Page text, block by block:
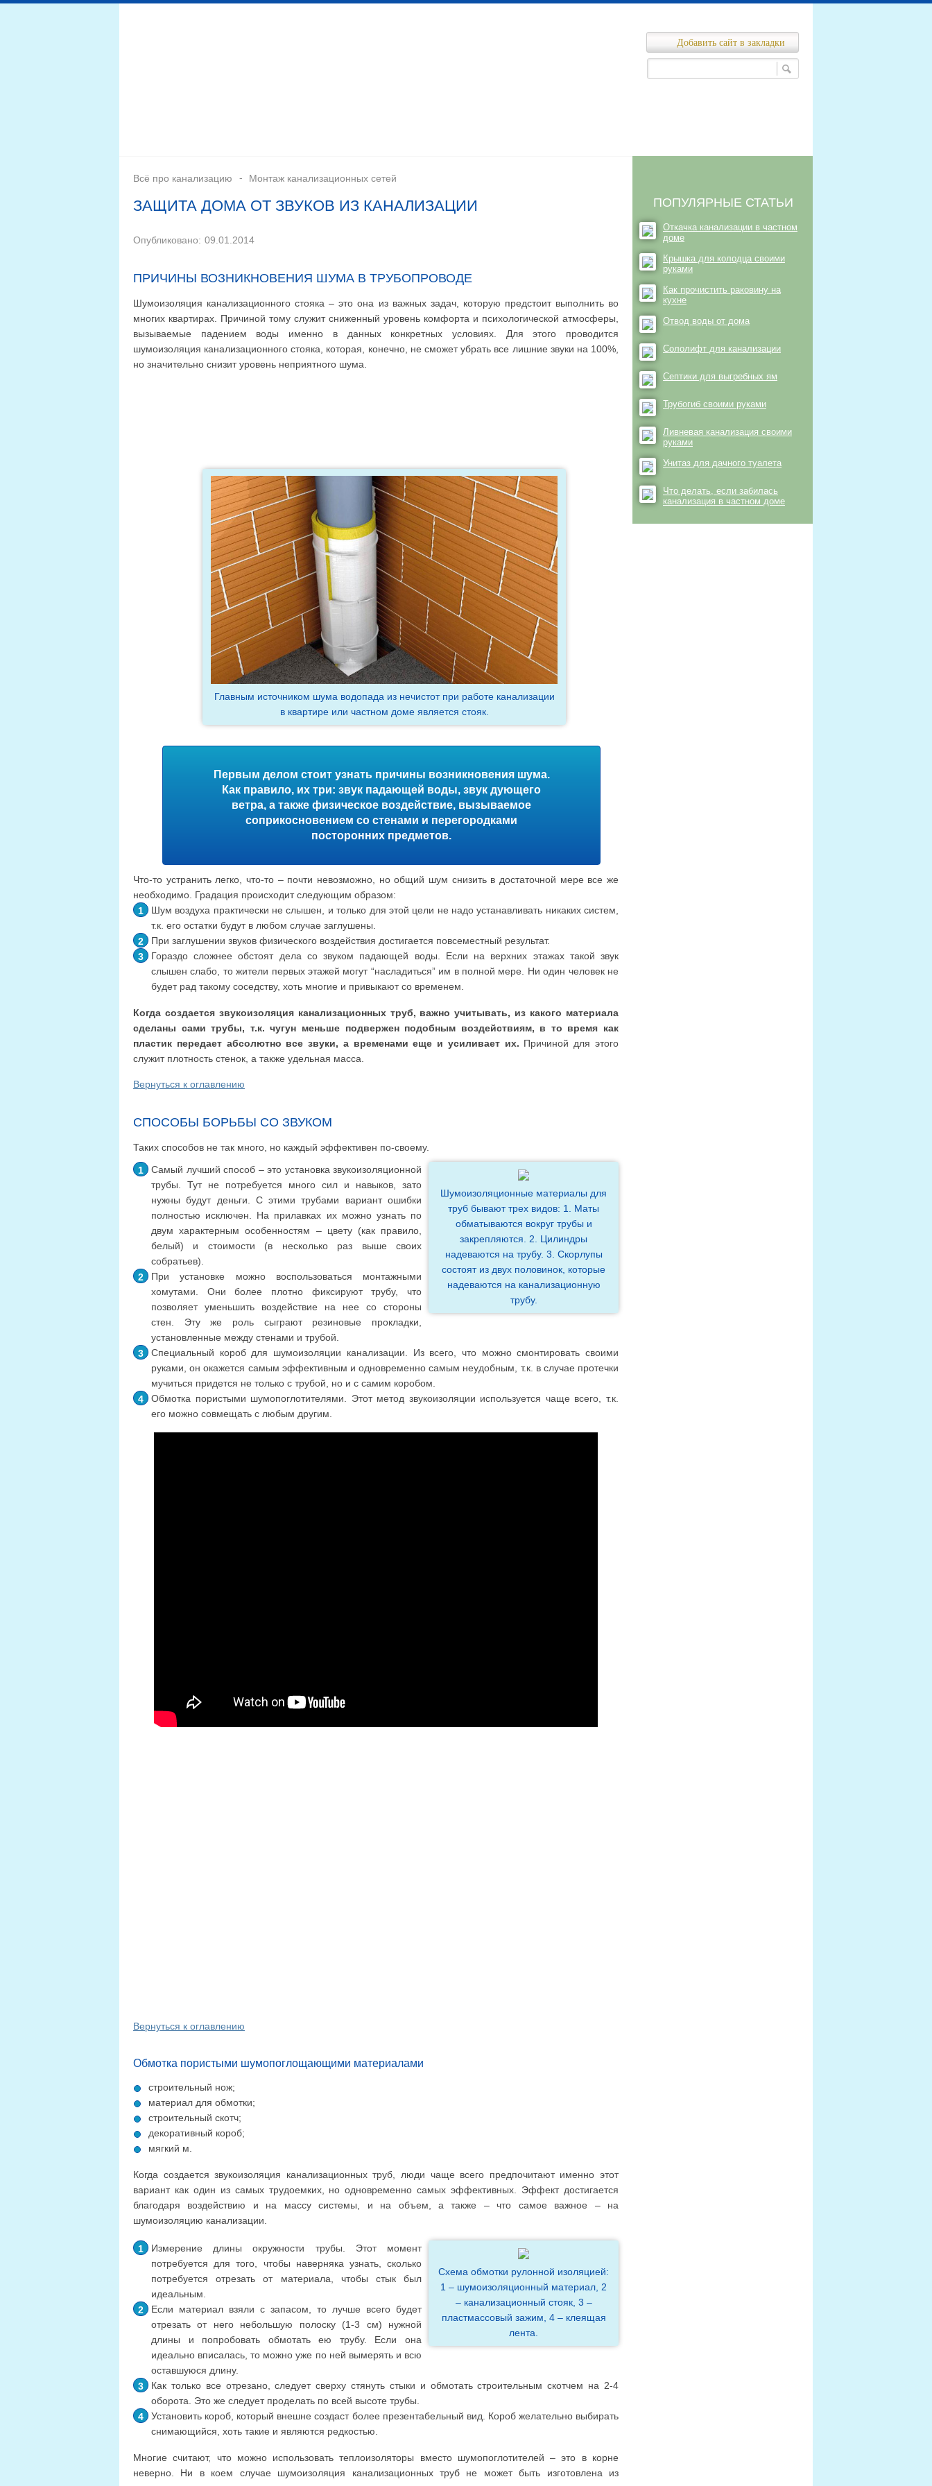
Добавить сайт в закладки
Всё про канализацию Монтаж канализационных сетей
ЗАЩИТА ДОМА ОТ ЗВУКОВ ИЗ КАНАЛИЗАЦИИ
Опубликовано: 09.01.2014
ПРИЧИНЫ ВОЗНИКНОВЕНИЯ ШУМА В ТРУБОПРОВОДЕ
Шумоизоляция канализационного стояка – это она из важных задач, которую предстоит выполнить во
многих квартирах. Причиной тому служит сниженный уровень комфорта и психологической атмосферы,
вызываемые падением воды именно в данных конкретных условиях. Для этого проводится
шумоизоляция канализационного стояка, которая, конечно, не сможет убрать все лишние звуки на 100%,
но значительно снизит уровень неприятного шума.
Главным источником шума водопада из нечистот при работе канализации
в квартире или частном доме является стояк.
Первым делом стоит узнать причины возникновения шума.
Как правило, их три: звук падающей воды, звук дующего
ветра, а также физическое воздействие, вызываемое
соприкосновением со стенами и перегородками
посторонних предметов.
Что-то устранить легко, что-то – почти невозможно, но общий шум снизить в достаточной мере все же
необходимо. Градация происходит следующим образом:
Шум воздуха практически не слышен, и только для этой цели не надо устанавливать никаких систем,
т.к. его остатки будут в любом случае заглушены.
При заглушении звуков физического воздействия достигается повсеместный результат.
Гораздо сложнее обстоят дела со звуком падающей воды. Если на верхних этажах такой звук
слышен слабо, то жители первых этажей могут “насладиться” им в полной мере. Ни один человек не
будет рад такому соседству, хоть многие и привыкают со временем.
Когда создается звукоизоляция канализационных труб, важно учитывать, из какого материала
сделаны сами трубы, т.к. чугун меньше подвержен подобным воздействиям, в то время как
пластик передает абсолютно все звуки, а временами еще и усиливает их. Причиной для этого
служит плотность стенок, а также удельная масса.
Вернуться к оглавлению
СПОСОБЫ БОРЬБЫ СО ЗВУКОМ
Таких способов не так много, но каждый эффективен по-своему.
Шумоизоляционные материалы для
труб бывают трех видов: 1. Маты
обматываются вокруг трубы и
закрепляются. 2. Цилиндры
надеваются на трубу. 3. Скорлупы
состоят из двух половинок, которые
надеваются на канализационную
трубу.
Самый лучший способ – это установка звукоизоляционной
трубы. Тут не потребуется много сил и навыков, зато
нужны будут деньги. С этими трубами вариант ошибки
полностью исключен. На прилавках их можно узнать по
двум характерным особенностям – цвету (как правило,
белый) и стоимости (в несколько раз выше своих
собратьев).
При установке можно воспользоваться монтажными
хомутами. Они более плотно фиксируют трубу, что
позволяет уменьшить воздействие на нее со стороны
стен. Эту же роль сыграют резиновые прокладки,
установленные между стенами и трубой.
Специальный короб для шумоизоляции канализации. Из всего, что можно смонтировать своими
руками, он окажется самым эффективным и одновременно самым неудобным, т.к. в случае протечки
мучиться придется не только с трубой, но и с самим коробом.
Обмотка пористыми шумопоглотителями. Этот метод звукоизоляции используется чаще всего, т.к.
его можно совмещать с любым другим.
Вернуться к оглавлению
Обмотка пористыми шумопоглощающими материалами
строительный нож;
материал для обмотки;
строительный скотч;
декоративный короб;
мягкий м.
Когда создается звукоизоляция канализационных труб, люди чаще всего предпочитают именно этот
вариант как один из самых трудоемких, но одновременно самых эффективных. Эффект достигается
благодаря воздействию и на массу системы, и на объем, а также – что самое важное – на
шумоизоляцию канализации.
Схема обмотки рулонной изоляцией:
1 – шумоизоляционный материал, 2
– канализационный стояк, 3 –
пластмассовый зажим, 4 – клеящая
лента.
Измерение длины окружности трубы. Этот момент
потребуется для того, чтобы наверняка узнать, сколько
потребуется отрезать от материала, чтобы стык был
идеальным.
Если материал взяли с запасом, то лучше всего будет
отрезать от него небольшую полоску (1-3 см) нужной
длины и попробовать обмотать ею трубу. Если она
идеально вписалась, то можно уже по ней вымерять и всю
оставшуюся длину.
Как только все отрезано, следует сверху стянуть стыки и обмотать строительным скотчем на 2-4
оборота. Это же следует проделать по всей высоте трубы.
Установить короб, который внешне создаст более презентабельный вид. Короб желательно выбирать
снимающийся, хоть такие и являются редкостью.
Многие считают, что можно использовать теплоизоляторы вместо шумопоглотителей – это в корне
неверно. Ни в коем случае шумоизоляция канализационных труб не может быть изготовлена из
ПОПУЛЯРНЫЕ СТАТЬИ
Откачка канализации в частном
доме
Крышка для колодца своими
руками
Как прочистить раковину на
кухне
Отвод воды от дома
Сололифт для канализации
Септики для выгребных ям
Трубогиб своими руками
Ливневая канализация своими
руками
Унитаз для дачного туалета
Что делать, если забилась
канализация в частном доме